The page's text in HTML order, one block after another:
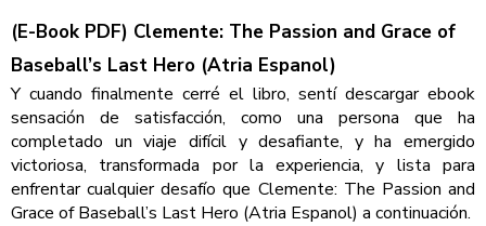
(E-Book PDF) Clemente: The Passion and Grace of
Baseball’s Last Hero (Atria Espanol)
Y cuando finalmente cerré el libro, sentí descargar ebook
sensación de satisfacción, como una persona que ha
completado un viaje difícil y desafiante, y ha emergido
victoriosa, transformada por la experiencia, y lista para
enfrentar cualquier desafío que Clemente: The Passion and
Grace of Baseball’s Last Hero (Atria Espanol) a continuación.